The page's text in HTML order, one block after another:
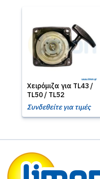
Χειρόμιζα για TL43 /
TL50 / TL52
Συνδεθείτε για τιμές